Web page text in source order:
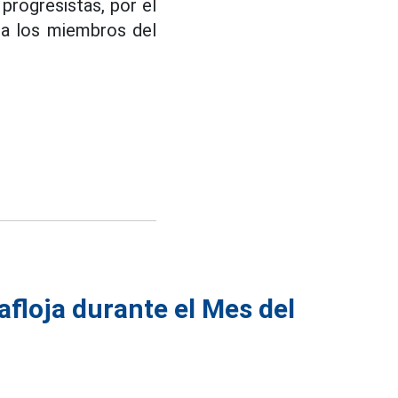
por el
los miembros del
durante el Mes del